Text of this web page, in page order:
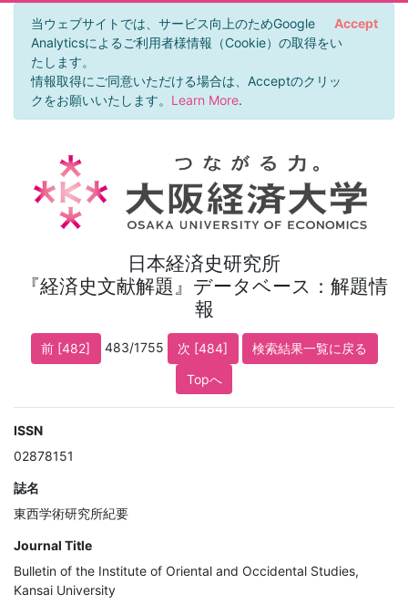
当ウェブサイトでは、サービス向上のためGoogle
Analyticsによるご利用者様情報（Cookie）の取得をい
たします。
情報取得にご同意いただける場合は、Acceptのクリッ
クをお願いいたします。 Learn More.
Accept
日本経済史研究所
『経済史文献解題』データベース：解題情
報
前 [482] 483/1755 次 [484]
検索結果一覧に戻る
Topへ
ISSN
02878151
誌名
東西学術研究所紀要
Journal Title
Bulletin of the Institute of Oriental and Occidental Studies,
Kansai University